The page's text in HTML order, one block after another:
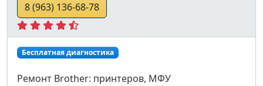
8 (963) 136-68-78
Бесплатная диагностика
Ремонт Brother: принтеров, МФУ